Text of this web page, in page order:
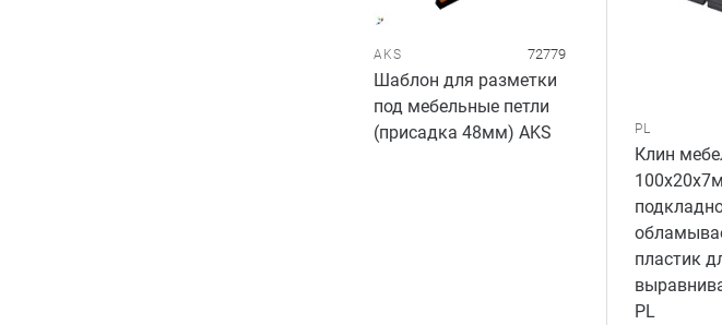
AKS 72779
Шаблон для разметки
под мебельные петли
(присадка 48мм) AKS
PL
Клин
пластик
PL